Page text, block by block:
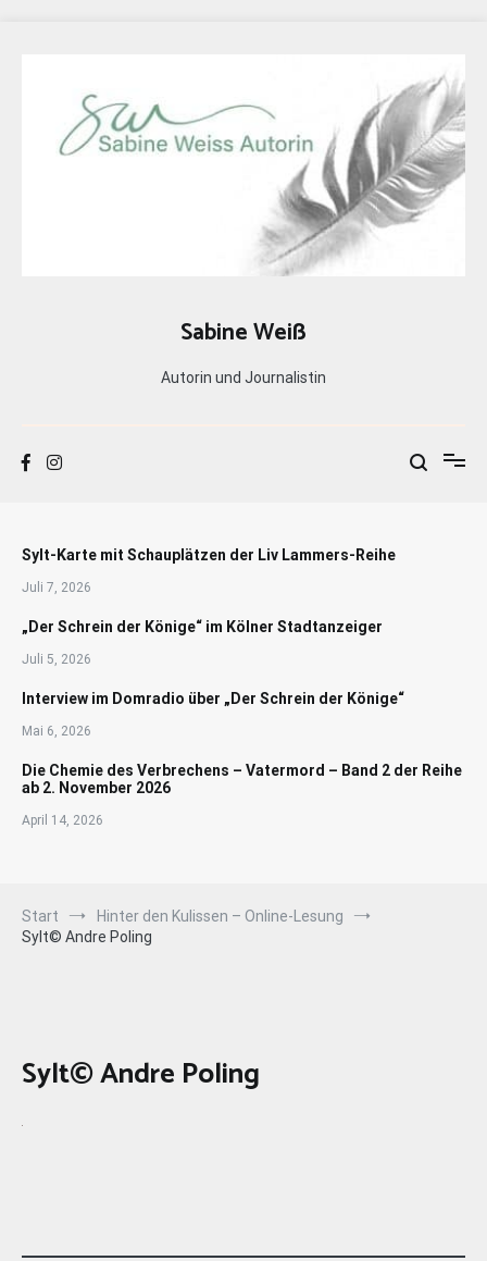
Sabine Weiß
Autorin und Journalistin
Sylt-Karte mit Schauplätzen der Liv Lammers-Reihe
Juli 7, 2026
„Der Schrein der Könige“ im Kölner Stadtanzeiger
Juli 5, 2026
Interview im Domradio über „Der Schrein der Könige“
Mai 6, 2026
Die Chemie des Verbrechens – Vatermord – Band 2 der Reihe
ab 2. November 2026
April 14, 2026
Start
Hinter den Kulissen – Online-Lesung
Sylt© Andre Poling
Sylt© Andre Poling